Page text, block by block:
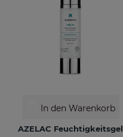
In den Warenkorb
AZELAC Feuchtigkeitsgel